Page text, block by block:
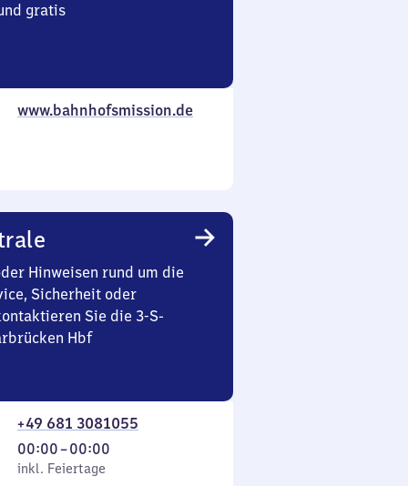
gratis
www.bahnhofsmission.de
Hinweisen rund um die
Sicherheit oder
Sie die 3-S-
Hbf
+49 681 3081055
00:00–00:00
Von
0
inkl. Feiertage